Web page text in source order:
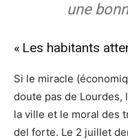
une
« Les habitants
Si le miracle
doute pas de
la ville et le moral des
del forte. Le 2 juillet